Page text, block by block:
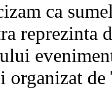
ca
reprezinta
organizat de